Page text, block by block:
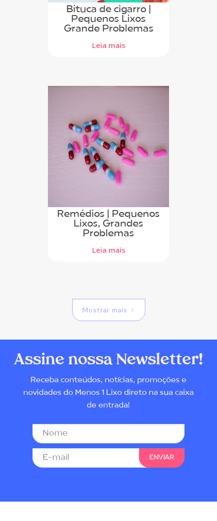
Bituca de cigarro |
Pequenos Lixos
Grande Problemas
Leia mais
Remédios | Pequenos
Lixos, Grandes
Problemas
Leia mais
Mostrar mais
Assine nossa Newsletter!
Receba conteúdos, notícias, promoções e
novidades do Menos 1 Lixo direto na sua caixa
de entrada!